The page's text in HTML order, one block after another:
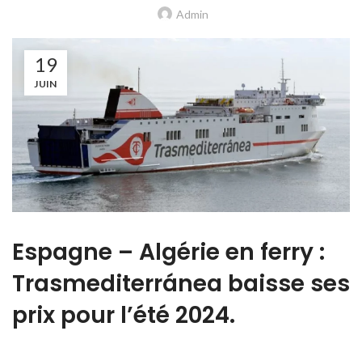
Admin
19
JUIN
Espagne – Algérie en ferry :
Trasmediterránea baisse ses
prix pour l’été 2024.